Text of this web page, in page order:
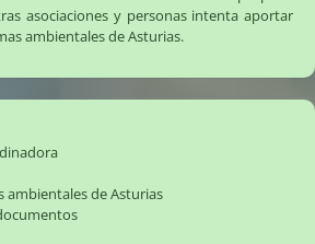
asociaciones y personas intenta aportar
ambientales de Asturias.
ambientales de Asturias